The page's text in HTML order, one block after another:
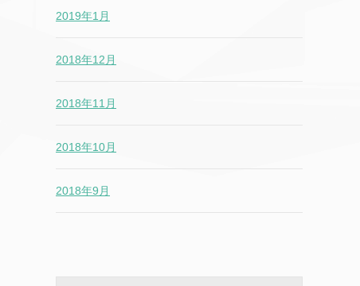
2019年1月
2018年12月
2018年11月
2018年10月
2018年9月